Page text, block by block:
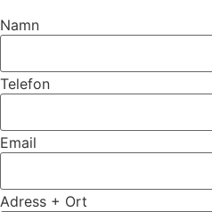
Namn
Telefon
Email
Adress + Ort